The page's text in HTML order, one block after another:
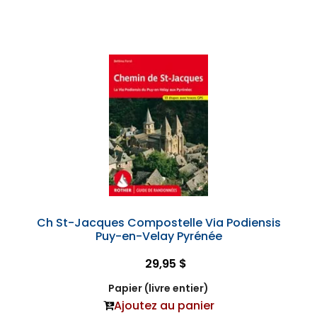
Ch St-Jacques Compostelle Via Podiensis
Puy-en-Velay Pyrénée
29,95 $
Papier (livre entier)
Ajoutez au panier